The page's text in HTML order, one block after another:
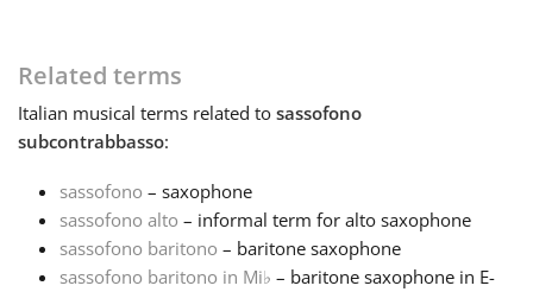
हिन्दी
Related terms
Italian musical terms related to sassofono
subcontrabbasso:
sassofono – saxophone
sassofono alto – informal term for alto saxophone
sassofono baritono – baritone saxophone
sassofono baritono in Mi♭ – baritone saxophone in E-